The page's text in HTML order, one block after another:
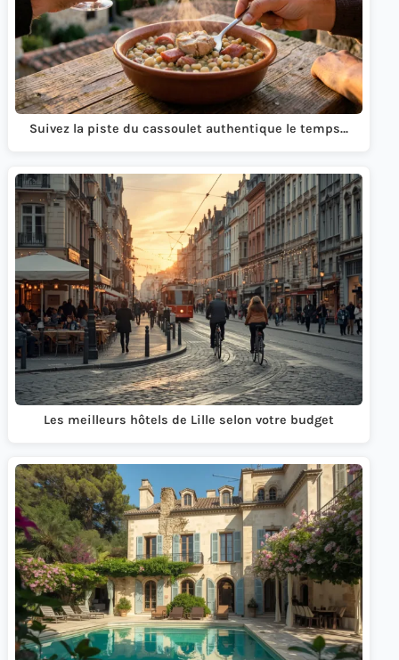
Suivez la piste du cassoulet authentique le temps…
Les meilleurs hôtels de Lille selon votre budget